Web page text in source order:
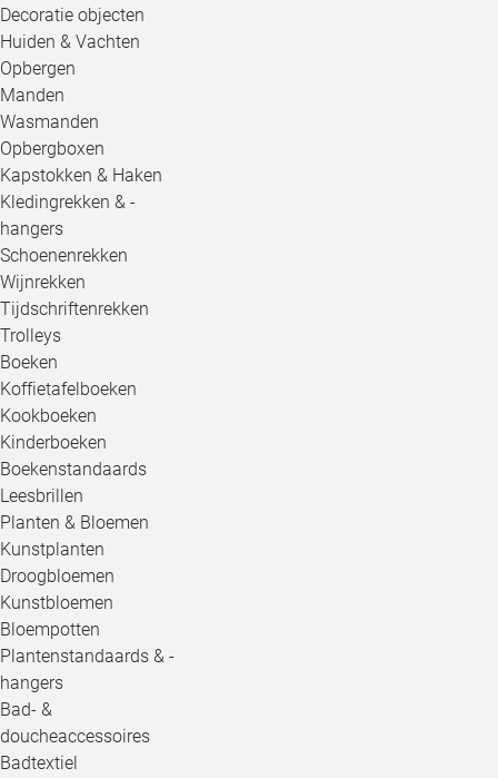
Decoratie objecten
Huiden & Vachten
Opbergen
Manden
Wasmanden
Opbergboxen
Kapstokken & Haken
Kledingrekken & -
hangers
Schoenenrekken
Wijnrekken
Tijdschriftenrekken
Trolleys
Boeken
Koffietafelboeken
Kookboeken
Kinderboeken
Boekenstandaards
Leesbrillen
Planten & Bloemen
Kunstplanten
Droogbloemen
Kunstbloemen
Bloempotten
Plantenstandaards & -
hangers
Bad- &
doucheaccessoires
Badtextiel